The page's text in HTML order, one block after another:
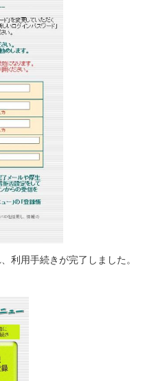
利用手続きが完了しました。